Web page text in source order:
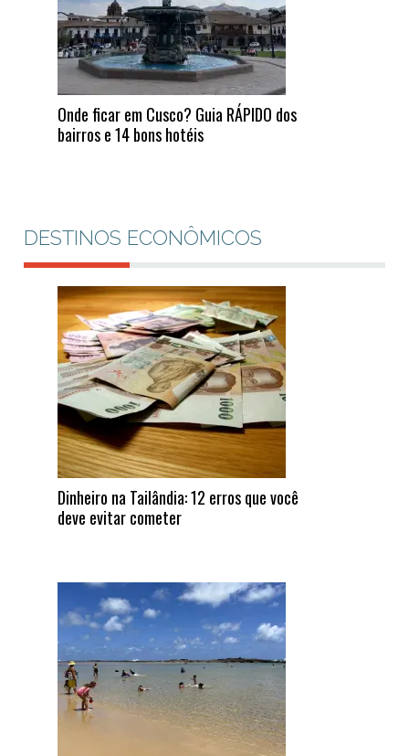
Onde ficar em Cusco? Guia RÁPIDO dos
bairros e 14 bons hotéis
DESTINOS ECONÔMICOS
Dinheiro na Tailândia: 12 erros que você
deve evitar cometer